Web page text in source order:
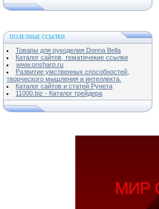
ПОЛЕЗНЫЕ ССЫЛКИ
Товары для рукоделия Donna Bella
Каталог сайтов, тематичекие ссылки
www.onsharp.ru
Развитие умственных способностей,
творческого мышления и интеллекта.
Каталог сайтов и статей Рунета
11000.biz - Каталог трейдера